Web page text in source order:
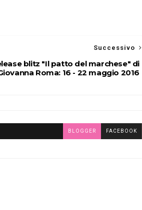
Successivo
blitz "Il patto del marchese" di
Roma: 16 - 22 maggio 2016
BLOGGER FACEBOOK